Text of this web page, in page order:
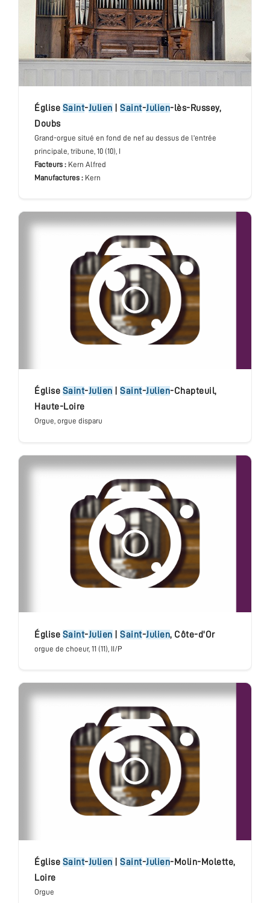
église Saint-Julien Saint-Julien-lès-Russey,
Doubs
Grand-orgue situé en fond de nef au dessus de l'entrée
principale, tribune, 10 (10), I
Facteurs : Kern Alfred
Manufactures : Kern
église Saint-Julien Saint-Julien-Chapteuil,
Haute-Loire
Orgue, orgue disparu
église Saint-Julien Saint-Julien, Côte-d'Or
orgue de choeur, 11 (11), II/P
Église Saint-Julien Saint-Julien-Molin-Molette,
Loire
Orgue